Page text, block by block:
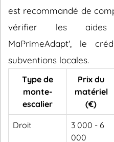
est recommandé de
vérifier les aides
MaPrimeAdapt', le
subventions locales.
Type de
monte-
escalier
Prix du
matériel
(€)
Droit
3 000 - 6
000